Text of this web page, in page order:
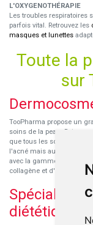
L'OXYGENOTHÉRAPIE
Les troubles respiratoires
parfois vital. Retrouvez les
masques et lunettes
Toute la
sur
TooPharma propose un
soins de la peau.
que tous les soins pour
l'acné mais aussi des
avec la gamme anti-âge
collagène et d'acide
diététique